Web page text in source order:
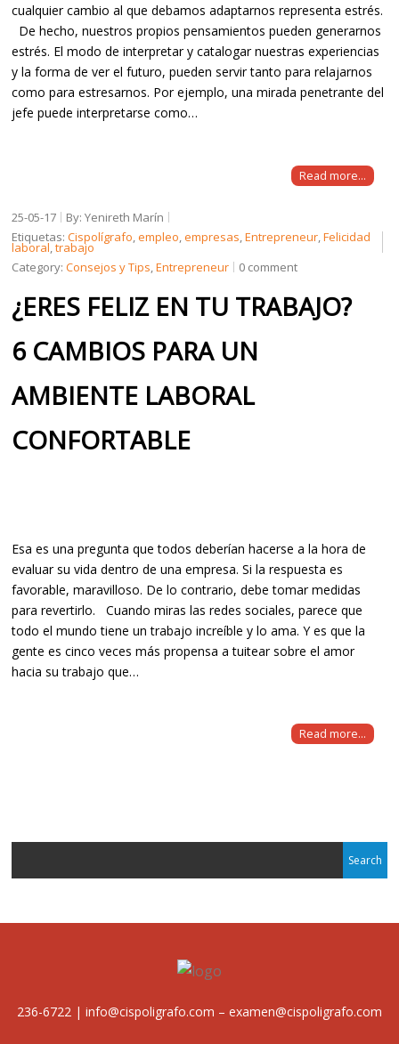
cualquier cambio al que debamos adaptarnos representa estrés.
De hecho, nuestros propios pensamientos pueden generarnos
estrés. El modo de interpretar y catalogar nuestras experiencias
y la forma de ver el futuro, pueden servir tanto para relajarnos
como para estresarnos. Por ejemplo, una mirada penetrante del
jefe puede interpretarse como…
Read more...
25-05-17
By: Yenireth Marín
Etiquetas:Cispolígrafo,empleo,empresas,Entrepreneur,Felicidad
laboral,trabajo
Category:Consejos y Tips,Entrepreneur 0 comment
¿ERES FELIZ EN TU TRABAJO?
6 CAMBIOS PARA UN
AMBIENTE LABORAL
CONFORTABLE
Esa es una pregunta que todos deberían hacerse a la hora de
evaluar su vida dentro de una empresa. Si la respuesta es
favorable, maravilloso. De lo contrario, debe tomar medidas
para revertirlo. Cuando miras las redes sociales, parece que
todo el mundo tiene un trabajo increíble y lo ama. Y es que la
gente es cinco veces más propensa a tuitear sobre el amor
hacia su trabajo que…
Read more...
236-6722 | info@cispoligrafo.com – examen@cispoligrafo.com